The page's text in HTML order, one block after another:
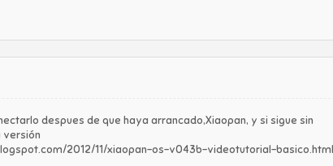
despues de que haya arrancado,Xiaopan, y si sigue sin
versión
2012/11/xiaopan-os-v043b-videotutorial-basico.html